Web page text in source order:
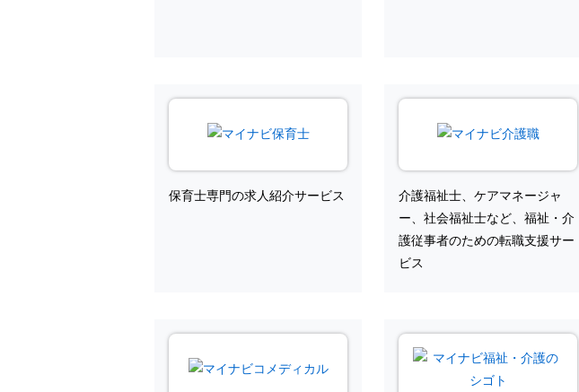
保育士専門の求人紹介サービス
介護福祉士、ケアマネージャ
ー、社会福祉士など、福祉・介
護従事者のための転職支援サー
ビス